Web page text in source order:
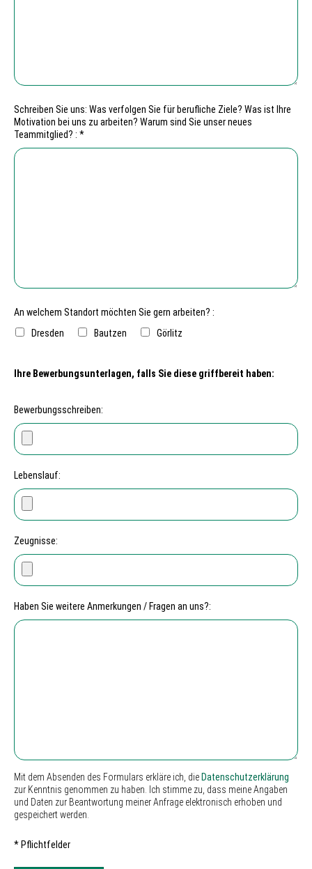
Schreiben Sie uns: Was verfolgen Sie für berufliche Ziele? Was ist Ihre
Motivation bei uns zu arbeiten? Warum sind Sie unser neues
Teammitglied? : *
An welchem Standort möchten Sie gern arbeiten? :
Dresden
Bautzen Görlitz
Ihre Bewerbungsunterlagen, falls Sie diese griffbereit haben:
Bewerbungsschreiben:
Lebenslauf:
Zeugnisse:
Haben Sie weitere Anmerkungen / Fragen an uns?:
Mit dem Absenden des Formulars erkläre ich, die Datenschutzerklärung
zur Kenntnis genommen zu haben. Ich stimme zu, dass meine Angaben
und Daten zur Beantwortung meiner Anfrage elektronisch erhoben und
gespeichert werden.
* Pflichtfelder